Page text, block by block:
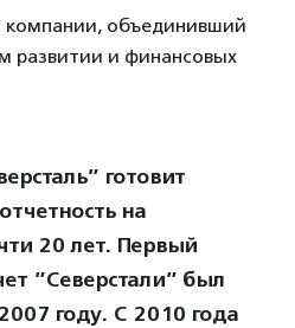
компании, объединивший
развитии и финансовых
готовит
на
20 лет. Первый
”Северстали” был
году. С 2010 года